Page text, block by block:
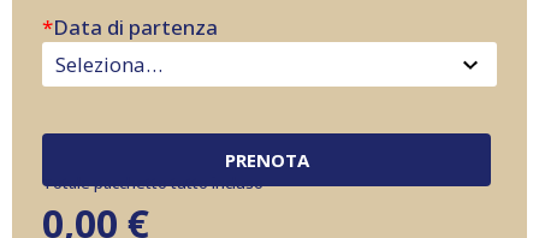
*Data di partenza
PRENOTA
Totale pacchetto tutto incluso
0,00 €